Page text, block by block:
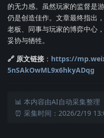
的无力感。虽然玩家的监督是
仍是创造佳作。文章最终指出
老板、同事与玩家的博弈中心
妥协与牺牲。
🔗 原文链接 ： https://
5nSAkOwML9x6hkyADqg
📊 本内容由AI自动采集整理
⏰ 采集时间：2026/2/19